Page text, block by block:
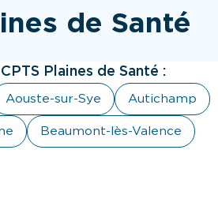
de Santé
Plaines de Santé :
Aouste-sur-Sye Autichamp
Beaumont-lès-Valence